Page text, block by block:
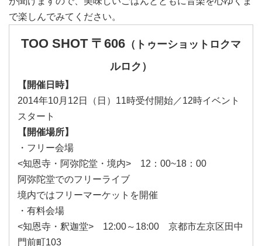
で楽しんでみてください。
TOO SHOT 〒606 （トゥーショットロクマ
ルロク）
【開催日時】
2014年10月12日（日）11時受付開始／12時イベント
スタート
【開催場所】
・フリー会場
<知恩寺・阿弥陀堂・境内> 12：00~18：00
阿弥陀堂でのフリーライブ
境内ではフリーマーケットを開催
・有料会場
<知恩寺・釈迦堂> 12:00～18:00 京都市左京区田中
門前町103